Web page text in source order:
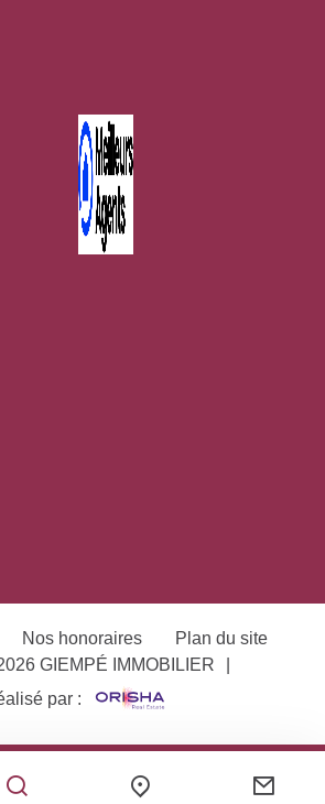
Nos honoraires
Plan du site
GIEMPÉ IMMOBILIER
par :